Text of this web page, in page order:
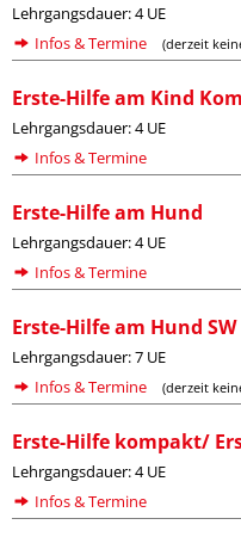
Lehrgangsdauer: 4 UE
Infos & Termine
(derzeit
Erste-Hilfe am Kind
Lehrgangsdauer: 4 UE
Infos & Termine
Erste-Hilfe am Hund
Lehrgangsdauer: 4 UE
Infos & Termine
Erste-Hilfe am Hund SW
Lehrgangsdauer: 7 UE
Infos & Termine
(derzeit
Erste-Hilfe kompakt/
Lehrgangsdauer: 4 UE
Infos & Termine